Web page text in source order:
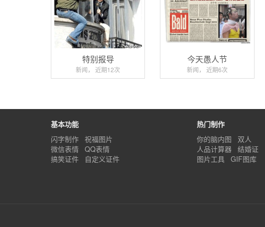
特别报导
新闻， 近期12次
今天愚人节
新闻， 近期6次
基本功能
闪字制作
祝福图片
微信表情
QQ表情
搞笑证件
自定义证件
热门制作
你的脑内图
双人
人品计算器
结婚证
图片工具
GIF图库